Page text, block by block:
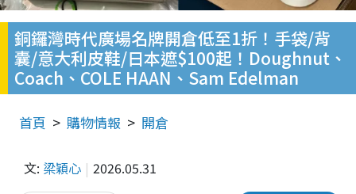
銅鑼灣時代廣場名牌開倉低至1折！手袋/背
囊/意大利皮鞋/日本遮$100起！Doughnut、
Coach、COLE HAAN、Sam Edelman
首頁 購物情報 開倉
文: 梁穎心 2026.05.31